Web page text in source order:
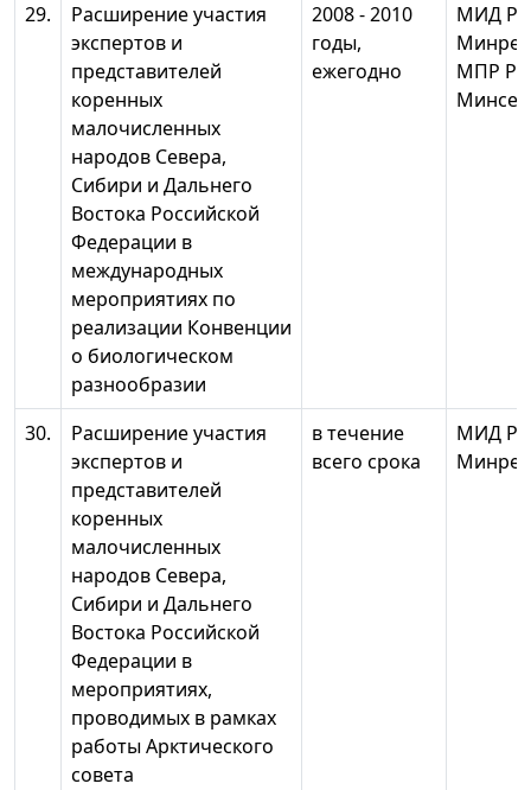
29.
Расширение участия
экспертов и
представителей
коренных
малочисленных
народов Севера,
Сибири и Дальнего
Востока Российской
Федерации в
международных
мероприятиях по
реализации Конвенции
о биологическом
разнообразии
2008 - 2010
годы,
ежегодно
МИД
МПР
30.
Расширение участия
экспертов и
представителей
коренных
малочисленных
народов Севера,
Сибири и Дальнего
Востока Российской
Федерации в
мероприятиях,
проводимых в рамках
работы Арктического
совета
в течение
всего срока
МИД